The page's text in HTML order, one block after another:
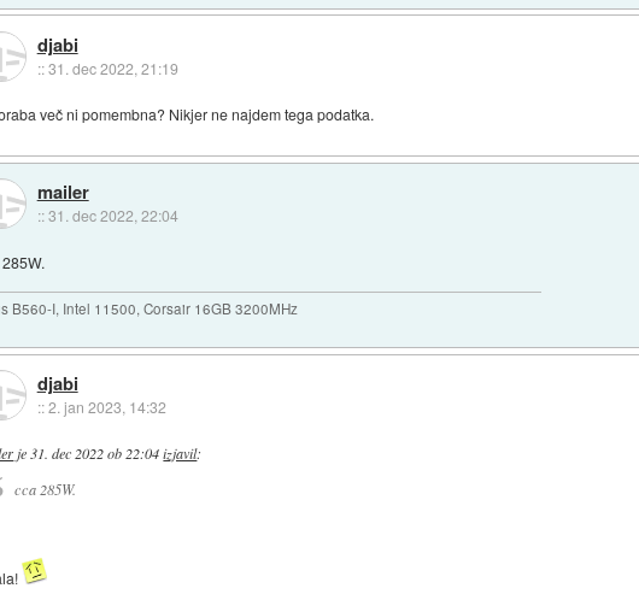
djabi
::31. dec 2022, 21:19
več ni pomembna? Nikjer ne najdem tega podatka.
mailer
::31. dec 2022, 22:04
B560-I, Intel 11500, Corsair 16GB 3200MHz
djabi
::2. jan 2023, 14:32
je 31. dec 2022 ob 22:04 izjavil:
cca 285W.